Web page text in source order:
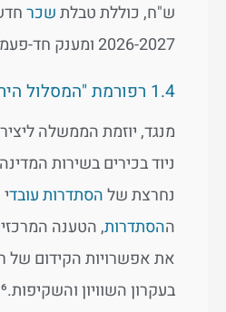
ש"ח, כוללת טבלתשכר
2026-2027 ומענק חד-פעמי של 2,700 ש"ח.⁵
1.4 רפורמת "המסלול הירוק" בשירות המדינה
מנגד, יוזמת הממשלה
ניוד בכירים בשירות
נחרצת שלהסתדרותעובד
ההסתדרות, הטענה
את אפשרויות הקידום של
בעקרון השוויון והשקיפות.⁶